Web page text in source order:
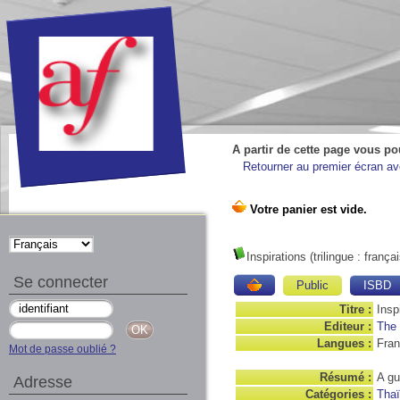
A partir de cette page vous
Retourner au premier écran
Inspirations (trilingue :
Public
ISBD
Titre :
Editeur : The
Langues :
Résumé : A
Catégories :
Se connecter
Mot de passe oublié ?
Adresse